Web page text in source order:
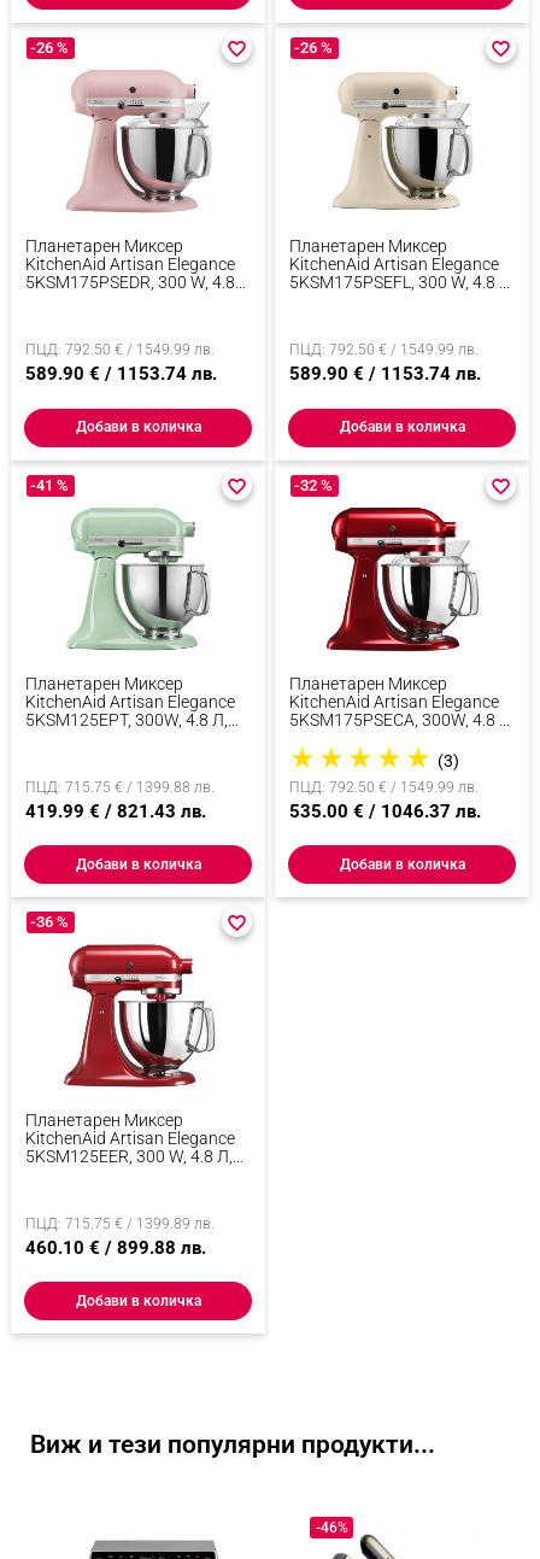
Планетарен Миксер
KitchenAid Artisan Elegance
5KSM175PSEDR, 300 W, 4.8
-26 %
ПЦД: 792.50 € / 1549.99 лв.
589.90 € / 1153.74 лв.
favorite_border
favorite_border
Добави в количка
Планетарен Миксер
KitchenAid Artisan Elegance
5KSM175PSEFL, 300 W, 4.8 Л,
-26 %
ПЦД: 792.50 € / 1549.99 лв.
589.90 € / 1153.74 лв.
favorite_border
favorite_border
Добави в количка
Планетарен Миксер
KitchenAid Artisan Elegance
5KSM125EPT, 300W, 4.8 Л,
-41 %
ПЦД: 715.75 € / 1399.88 лв.
419.99 € / 821.43 лв.
favorite_border
favorite_border
Добави в количка
Планетарен Миксер
KitchenAid Artisan Elegance
5KSM175PSECA, 300W, 4.8 Л,
Червен
★ ★ ★ ★ ★ (3)
-32 %
ПЦД: 792.50 € / 1549.99 лв.
535.00 € / 1046.37 лв.
favorite_border
favorite_border
Добави в количка
Планетарен Миксер
KitchenAid Artisan Elegance
5KSM125EER, 300 W, 4.8 Л,
-36 %
ПЦД: 715.75 € / 1399.89 лв.
460.10 € / 899.88 лв.
favorite_border
favorite_border
Добави в количка
Виж и тези популярни продукти...
-46%